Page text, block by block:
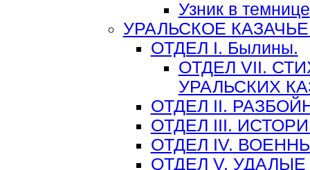
Узник в темнице
УРАЛЬСКОЕ
ОТДЕЛ I. Былины.
ОТДЕЛ VII.
УРАЛЬСКИХ
ОТДЕЛ II.
ОТДЕЛ III.
ОТДЕЛ IV.
ОТДЕЛ V.